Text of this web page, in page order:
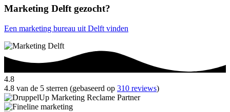
Marketing Delft gezocht?
Een marketing bureau uit Delft vinden
4.8
4.8 van de 5 sterren (gebaseerd op 310 reviews)